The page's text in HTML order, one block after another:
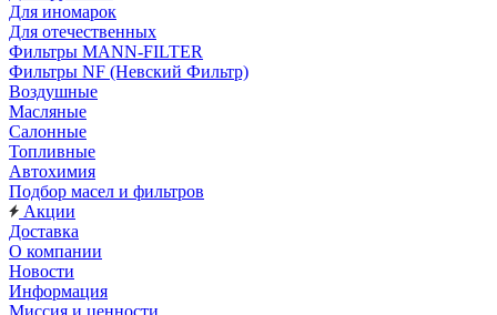
Для иномарок
Для отечественных
Фильтры MANN-FILTER
Фильтры NF (Невский Фильтр)
Воздушные
Масляные
Салонные
Топливные
Автохимия
Подбор масел и фильтров
Акции
Доставка
О компании
Новости
Информация
Миссия и ценности